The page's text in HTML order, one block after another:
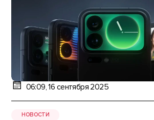
06:09, 16 сентября 2025
НОВОСТИ